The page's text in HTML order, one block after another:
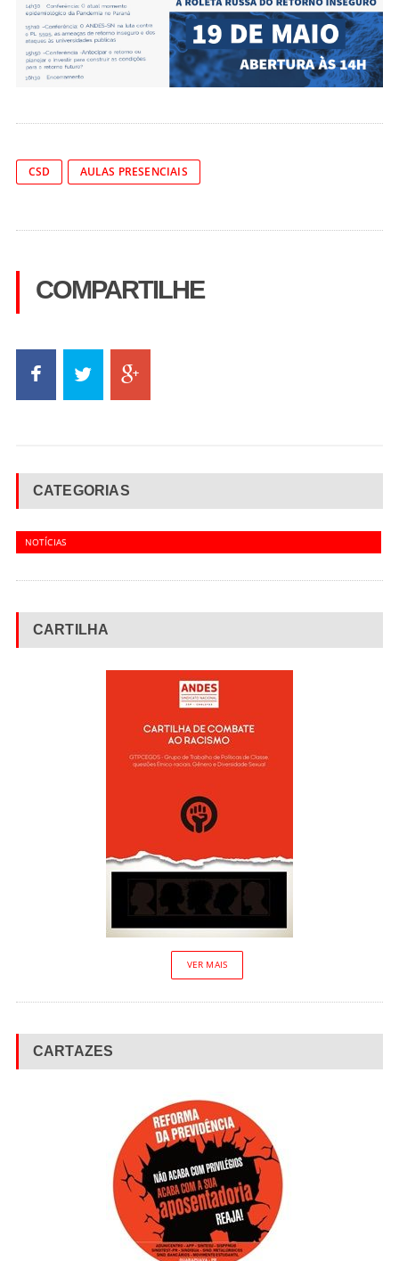
CSD AULAS PRESENCIAIS
COMPARTILHE
CATEGORIAS
NOTÍCIAS
CARTILHA
VER MAIS
CARTAZES